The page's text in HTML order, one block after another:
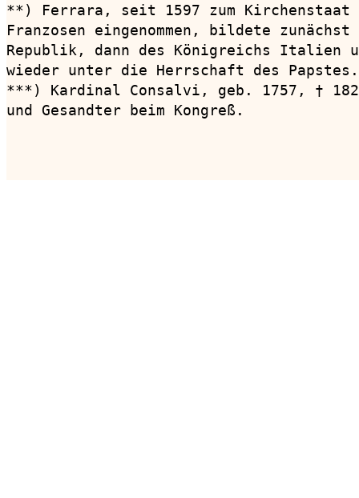
**) Ferrara, seit 1597 zum Kirchenstaat
Franzosen eingenommen, bildete
Republik, dann des Königreichs Italien
wieder unter die Herrschaft des Papstes.
***) Kardinal Consalvi, geb. 1757, †
und Gesandter beim Kongreß.